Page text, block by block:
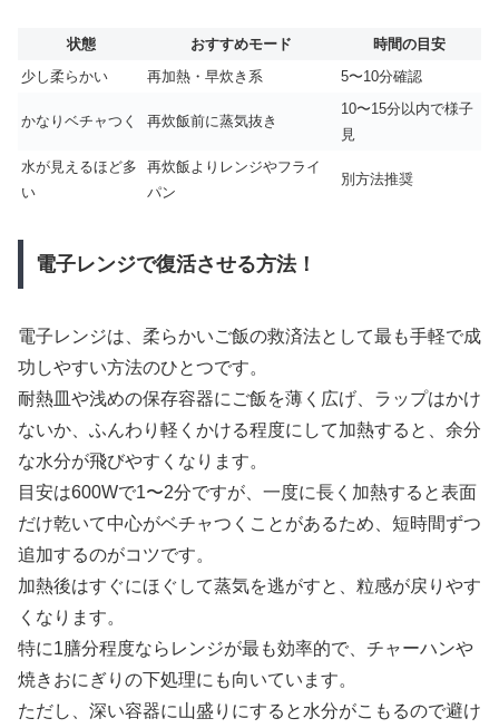
状態 おすすめモード
時間の目安
少し柔らかい
再加熱・早炊き系 5〜10分確認
かなりベチャつく 再炊飯前に蒸気抜き
10〜15分以内で様子
見
水が見えるほど多
い
再炊飯よりレンジやフライ
パン
別方法推奨
電子レンジで復活させる方法！
電子レンジは、柔らかいご飯の救済法として最も手軽で成
功しやすい方法のひとつです。
耐熱皿や浅めの保存容器にご飯を薄く広げ、ラップはかけ
ないか、ふんわり軽くかける程度にして加熱すると、余分
な水分が飛びやすくなります。
目安は600Wで1〜2分ですが、一度に長く加熱すると表面
だけ乾いて中心がベチャつくことがあるため、短時間ずつ
追加するのがコツです。
加熱後はすぐにほぐして蒸気を逃がすと、粒感が戻りやす
くなります。
特に1膳分程度ならレンジが最も効率的で、チャーハンや
焼きおにぎりの下処理にも向いています。
ただし、深い容器に山盛りにすると水分がこもるので避け